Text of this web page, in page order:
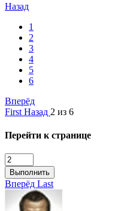
Назад
1
2
3
4
5
6
Вперёд
First Назад 2 из 6
Перейти к странице
Выполнить
Вперёд Last